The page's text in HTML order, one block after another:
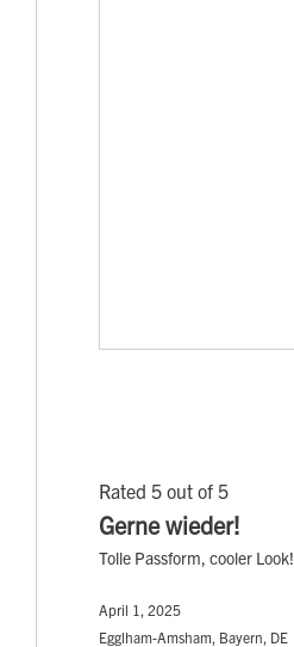
Rated 5 out of 5
Gerne wieder!
Tolle Passform, cooler Look!
April 1, 2025
Egglham-Amsham, Bayern, DE